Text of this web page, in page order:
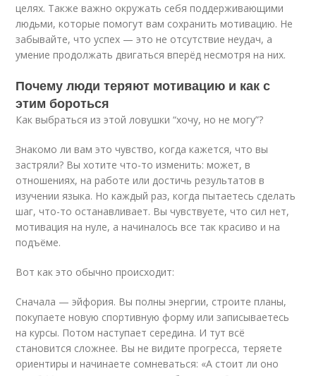
целях. Также важно окружать себя поддерживающими
людьми, которые помогут вам сохранить мотивацию. Не
забывайте, что успех — это не отсутствие неудач, а
умение продолжать двигаться вперёд несмотря на них.
Почему люди теряют мотивацию и как с
этим бороться
Как выбраться из этой ловушки “хочу, но не могу”?
Знакомо ли вам это чувство, когда кажется, что вы
застряли? Вы хотите что-то изменить: может, в
отношениях, на работе или достичь результатов в
изучении языка. Но каждый раз, когда пытаетесь сделать
шаг, что-то останавливает. Вы чувствуете, что сил нет,
мотивация на нуле, а начиналось все так красиво и на
подъёме.
Вот как это обычно происходит:
Сначала — эйфория. Вы полны энергии, строите планы,
покупаете новую спортивную форму или записываетесь
на курсы. Потом наступает середина. И тут всё
становится сложнее. Вы не видите прогресса, теряете
ориентиры и начинаете сомневаться: «А стоит ли оно